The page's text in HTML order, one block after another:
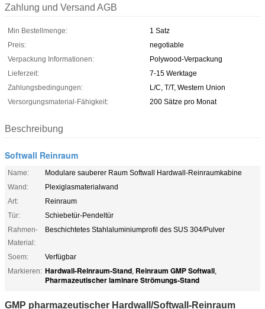
Zahlung und Versand AGB
Min Bestellmenge:
1 Satz
Preis:
negotiable
Verpackung Informationen:
Polywood-Verpackung
Lieferzeit:
7-15 Werktage
Zahlungsbedingungen:
L/C, T/T, Western Union
Versorgungsmaterial-Fähigkeit:
200 Sätze pro Monat
Beschreibung
Softwall Reinraum
Name:
Modulare sauberer Raum Softwall Hardwall-Reinraumkabine
Wand:
Plexiglasmaterialwand
Art:
Reinraum
Tür:
Schiebetür-Pendeltür
Rahmen-
Material:
Beschichtetes Stahlaluminiumprofil des SUS 304/Pulver
Soem:
Verfügbar
Markieren: Hardwall-Reinraum-Stand, Reinraum GMP Softwall,
Pharmazeutischer laminare Strömungs-Stand
GMP pharmazeutischer Hardwall/Softwall-Reinraum